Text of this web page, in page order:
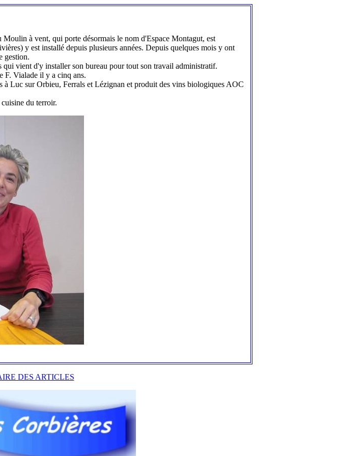
à vent, qui porte désormais le nom d'Espace Montagut, est
y est installé depuis plusieurs années. Depuis quelques mois y ont
gestion.
vient d'y installer son bureau pour tout son travail administratif.
F. Vialade il y a cinq ans.
à Luc sur Orbieu, Ferrals et Lézignan et produit des vins biologiques AOC
du terroir.
DES ARTICLES